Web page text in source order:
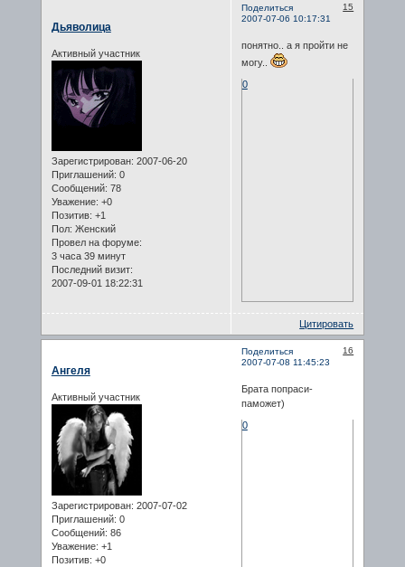
Поделиться
15
2007-07-06 10:17:31
Дьяволица
Активный участник
Зарегистрирован: 2007-06-20
Приглашений: 0
Сообщений: 78
Уважение: +0
Позитив: +1
Пол: Женский
Провел на форуме:
3 часа 39 минут
Последний визит:
2007-09-01 18:22:31
понятно.. а я пройти не
могу..
0
Цитировать
Поделиться
16
2007-07-08 11:45:23
Ангеля
Активный участник
Зарегистрирован: 2007-07-02
Приглашений: 0
Сообщений: 86
Уважение: +1
Позитив: +0
Брата попраси-
паможет)
0